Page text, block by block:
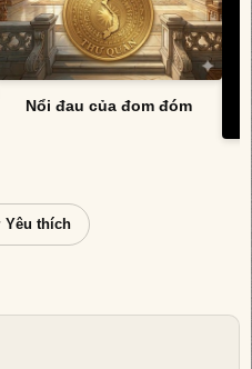
Nổi đau của đom đóm
thích